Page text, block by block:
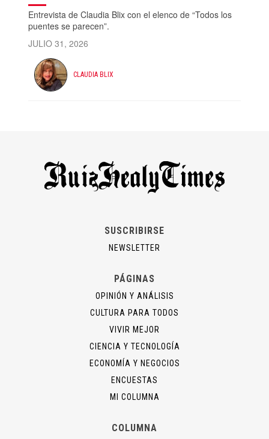
Entrevista de Claudia Blix con el elenco de “Todos los
puentes se parecen”.
JULIO 31, 2026
CLAUDIA BLIX
SUSCRIBIRSE
NEWSLETTER
PÁGINAS
OPINIÓN Y ANÁLISIS
CULTURA PARA TODOS
VIVIR MEJOR
CIENCIA Y TECNOLOGÍA
ECONOMÍA Y NEGOCIOS
ENCUESTAS
MI COLUMNA
COLUMNA